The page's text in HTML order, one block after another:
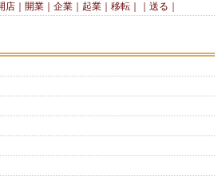
｜開業｜企業｜起業｜移転｜｜送る｜